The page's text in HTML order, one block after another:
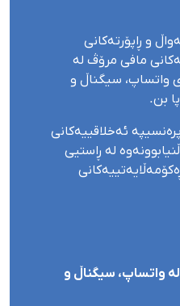
و ڕاپۆرتەکانی
مافی مرۆڤ لە
واتساپ، سیگناڵ و
بن.
ئەخلاقییەکانی
لە ڕاستیی
واتساپ، سیگناڵ و